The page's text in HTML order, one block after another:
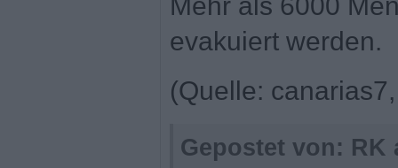
evakuiert werden.
(Quelle:
Gepostet von: RK